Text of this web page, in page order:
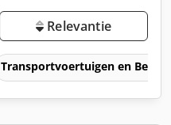
Relevantie
Transportvoertuigen en